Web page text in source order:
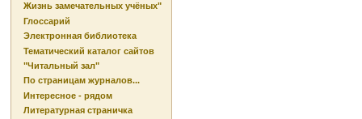
Жизнь замечательных учёных"
Глоссарий
Электронная библиотека
Тематический каталог сайтов
"Читальный зал"
По страницам журналов...
Интересное - рядом
Литературная страничка